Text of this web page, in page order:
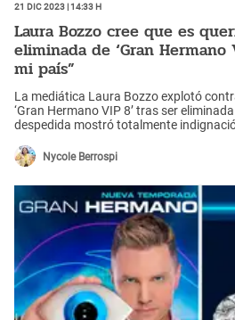
21 Dic 2023 | 14:33 h
Laura Bozzo cree que es
eliminada de ‘Gran Hermano
mi país”
La mediática Laura Bozzo explotó
‘Gran Hermano VIP 8’ tras ser
despedida mostró totalmente
Nycole Berrospi